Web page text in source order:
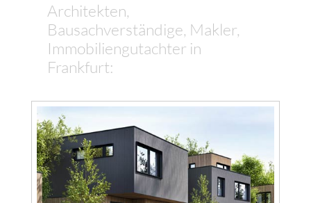
Architekten,
Bausachverständige, Makler,
Immobiliengutachter in
Frankfurt: